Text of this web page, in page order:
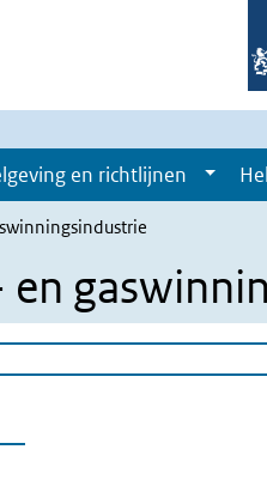
en richtlijnen